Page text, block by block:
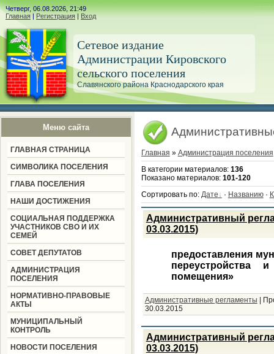
Четверг, 06.08.2026, 21:49
Главная | Регистрация | Вход
Сетевое издание
Администрации Кировского
сельского поселения
Славянского района Краснодарского края
Меню сайта
ГЛАВНАЯ СТРАНИЦА
СИМВОЛИКА ПОСЕЛЕНИЯ
ГЛАВА ПОСЕЛЕНИЯ
НАШИ ДОСТИЖЕНИЯ
СОЦИАЛЬНАЯ ПОДДЕРЖКА
УЧАСТНИКОВ СВО И ИХ
СЕМЕЙ
СОВЕТ ДЕПУТАТОВ
АДМИНИСТРАЦИЯ
ПОСЕЛЕНИЯ
НОРМАТИВНО-ПРАВОВЫЕ
АКТЫ
МУНИЦИПАЛЬНЫЙ
КОНТРОЛЬ
НОВОСТИ ПОСЕЛЕНИЯ
Главная » Администрация поселения
В категории материалов: 136
Показано материалов: 101-120
Сортировать по: Дате · Названию·
Административный
03.03.2015)
предоставления
переустройства
помещения»
Административные регламенты
30.03.2015
Административный
03.03.2015)